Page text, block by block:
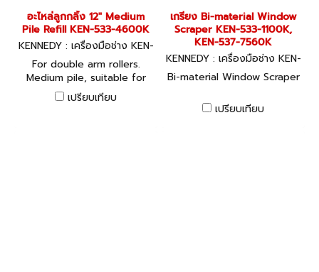
อะไหล่ลูกกลิ้ง 12" Medium
Pile Refill KEN-533-4600K
KENNEDY : เครื่องมือช่าง KEN-
533-4600K
For double arm rollers.
Medium pile, suitable for
rough surfaces such as
stucco, concrete, pebble
เปรียบเทียบ
เกรียง Bi-material Window
Scraper KEN-533-1100K,
KEN-537-7560K
KENNEDY : เครื่องมือช่าง KEN-
533-1100K
Bi-material Window Scraper
เปรียบเทียบ